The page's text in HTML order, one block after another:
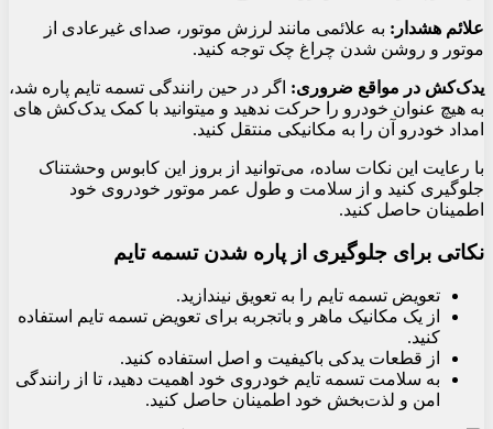
علائم هشدار: به علائمی مانند لرزش موتور، صدای غیرعادی از
موتور و روشن شدن چراغ چک توجه کنید.
یدک‌کش در مواقع ضروری: اگر در حین رانندگی تسمه تایم پاره شد،
به هیچ عنوان خودرو را حرکت ندهید و میتوانید با کمک یدک‌کش های
امداد خودرو آن را به مکانیکی منتقل کنید.
با رعایت این نکات ساده، می‌توانید از بروز این کابوس وحشتناک
جلوگیری کنید و از سلامت و طول عمر موتور خودروی خود
اطمینان حاصل کنید.
نکاتی برای جلوگیری از پاره شدن تسمه تایم
تعویض تسمه تایم را به تعویق نیندازید.
از یک مکانیک ماهر و باتجربه برای تعویض تسمه تایم استفاده
کنید.
از قطعات یدکی باکیفیت و اصل استفاده کنید.
به سلامت تسمه تایم خودروی خود اهمیت دهید، تا از رانندگی
امن و لذت‌بخش خود اطمینان حاصل کنید.